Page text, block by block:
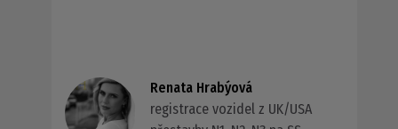
Renata Hrabýová
registrace vozidel z UK/USA